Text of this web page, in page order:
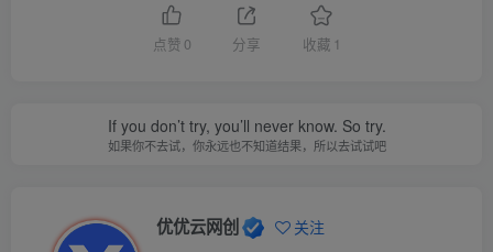
点赞 0 分享 收藏 1
If you don’t try, you’ll never know. So try.
如果你不去试，你永远也不知道结果，所以去试试吧
优优云网创 关注